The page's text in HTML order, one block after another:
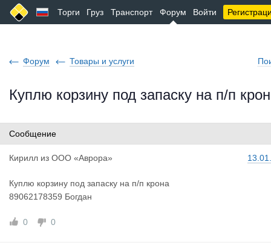
Торги Груз Транспорт Форум Войти
Форум Товары и услуги
Куплю корзину под запаску на п/п
Сообщение
Кирилл из ООО «Аврора»
Куплю корзину под запаску на п/п крона
89062178359 Богдан
0 0